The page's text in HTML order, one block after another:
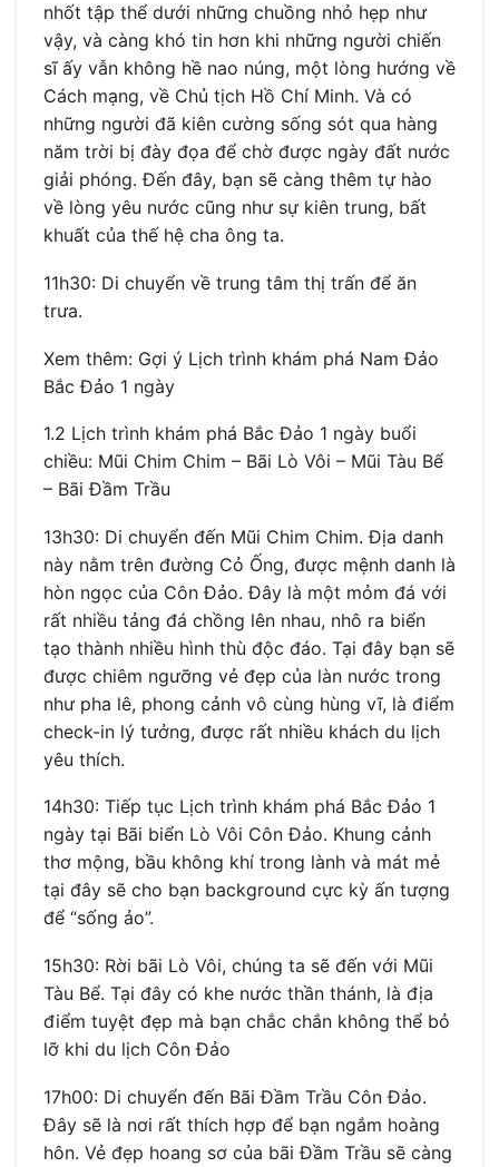
nhốt tập thể dưới những chuồng nhỏ hẹp như
vậy, và càng khó tin hơn khi những người chiến
sĩ ấy vẫn không hề nao núng, một lòng hướng về
Cách mạng, về Chủ tịch Hồ Chí Minh. Và có
những người đã kiên cường sống sót qua hàng
năm trời bị đày đọa để chờ được ngày đất nước
giải phóng. Đến đây, bạn sẽ càng thêm tự hào
về lòng yêu nước cũng như sự kiên trung, bất
khuất của thế hệ cha ông ta.
11h30: Di chuyển về trung tâm thị trấn để ăn
trưa.
Xem thêm: Gợi ý Lịch trình khám phá Nam Đảo
Bắc Đảo 1 ngày
1.2 Lịch trình khám phá Bắc Đảo 1 ngày buổi
chiều: Mũi Chim Chim – Bãi Lò Vôi – Mũi Tàu Bể
– Bãi Đầm Trầu
13h30: Di chuyển đến Mũi Chim Chim. Địa danh
này nằm trên đường Cỏ Ống, được mệnh danh là
hòn ngọc của Côn Đảo. Đây là một mỏm đá với
rất nhiều tảng đá chồng lên nhau, nhô ra biển
tạo thành nhiều hình thù độc đáo. Tại đây bạn sẽ
được chiêm ngưỡng vẻ đẹp của làn nước trong
như pha lê, phong cảnh vô cùng hùng vĩ, là điểm
check-in lý tưởng, được rất nhiều khách du lịch
yêu thích.
14h30: Tiếp tục Lịch trình khám phá Bắc Đảo 1
ngày tại Bãi biển Lò Vôi Côn Đảo. Khung cảnh
thơ mộng, bầu không khí trong lành và mát mẻ
tại đây sẽ cho bạn background cực kỳ ấn tượng
để “sống ảo”.
15h30: Rời bãi Lò Vôi, chúng ta sẽ đến với Mũi
Tàu Bể. Tại đây có khe nước thần thánh, là địa
điểm tuyệt đẹp mà bạn chắc chắn không thể bỏ
lỡ khi du lịch Côn Đảo
17h00: Di chuyển đến Bãi Đầm Trầu Côn Đảo.
Đây sẽ là nơi rất thích hợp để bạn ngắm hoàng
hôn. Vẻ đẹp hoang sơ của bãi Đầm Trầu sẽ càng